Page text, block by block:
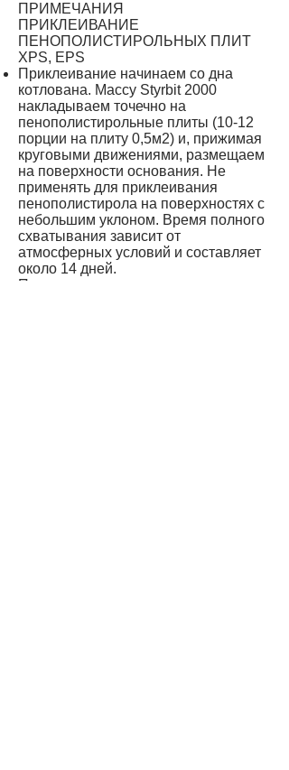
ПРИМЕЧАНИЯ
ПРИКЛЕИВАНИЕ
ПЕНОПОЛИСТИРОЛЬНЫХ ПЛИТ
XPS, EPS
Приклеивание начинаем со дна
котлована. Массу Styrbit 2000
накладываем точечно на
пенополистирольные плиты (10-12
порции на плиту 0,5м2) и, прижимая
круговыми движениями, размещаем
на поверхности основания. Не
применять для приклеивания
пенополистирола на поверхностях с
небольшим уклоном. Время полного
схватывания зависит от
атмосферных условий и составляет
около 14 дней.
Перед применением следует